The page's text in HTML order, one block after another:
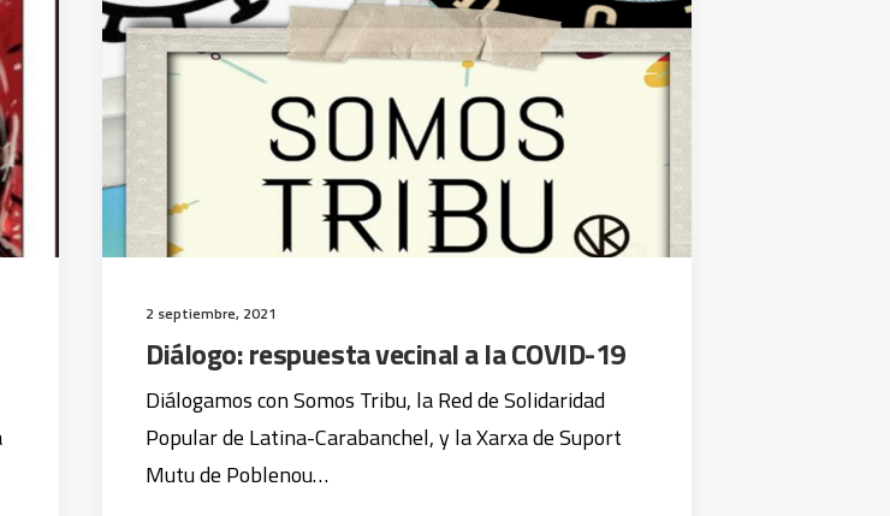
2 septiembre, 2021
Diálogo: respuesta vecinal a la COVID-19
Diálogamos con Somos Tribu, la Red de Solidaridad
Popular de Latina-Carabanchel, y la Xarxa de Suport
Mutu de Poblenou…